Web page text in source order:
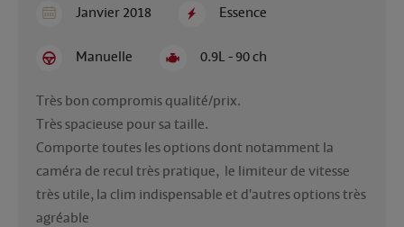
Janvier 2018 Essence
Manuelle 0.9L - 90 ch
Très bon compromis qualité/prix.
Très spacieuse pour sa taille.
Comporte toutes les options dont notamment la
caméra de recul très pratique,  le limiteur de vitesse
très utile, la clim indispensable et d'autres options très
agréable